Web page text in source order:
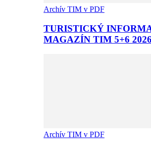
Archív TIM v PDF
TURISTICKÝ
MAGAZÍN TIM 5+6 2026
Archív TIM v PDF